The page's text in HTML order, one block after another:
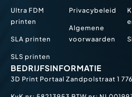
Ultra FDM
printen
SLA printen
SLS printen
Privacybeleid
Algemene
voorwaarden
BEDRIJFSINFORMATIE
3D Print Portaal Zandpolstraat 1